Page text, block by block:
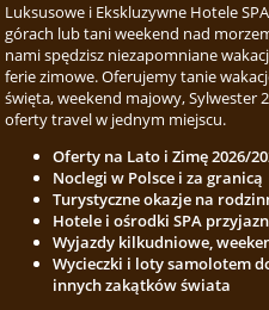
Luksusowe i Ekskluzywne Hotele
górach lub tani weekend nad
nami spędzisz niezapomniane
ferie zimowe. Oferujemy tanie
święta, weekend majowy, Sylwester
oferty travel w jednym miejscu.
Oferty na Lato i Zimę 2026/
Noclegi w Polsce i za granicą
Turystyczne okazje na
Hotele i ośrodki SPA
Wyjazdy kilkudniowe,
Wycieczki i loty samolotem
innych zakątków świata